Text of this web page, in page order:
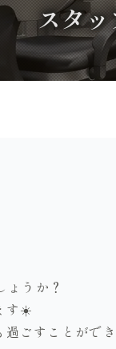
スタ
うか？
す☀️
ごすことがで